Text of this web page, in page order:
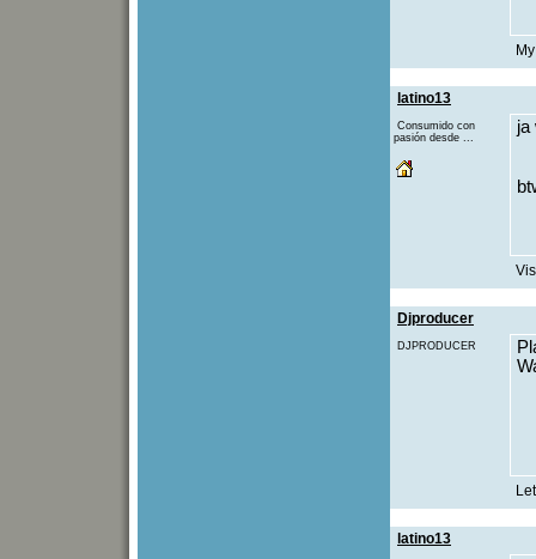
latino13
Consumido con
pasión desde ...
ja
Djproducer
DJPRODUCER
latino13